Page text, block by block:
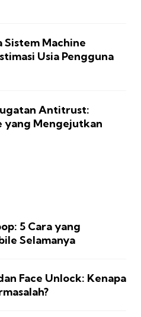
Sistem Machine
Usia Pengguna
Antitrust:
yang Mengejutkan
5 Cara yang
Selamanya
Face Unlock: Kenapa